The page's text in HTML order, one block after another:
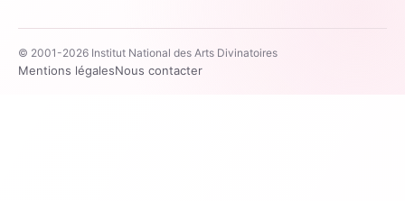
© 2001-2026 Institut National des Arts Divinatoires
Mentions légalesNous contacter